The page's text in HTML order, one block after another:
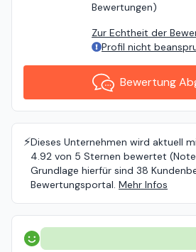
Bewertungen)
Zur Echtheit der
Profil nicht
Bewertung
⚡️Dieses Unternehmen wird aktuell
4.92 von 5 Sternen bewertet (Note
Grundlage hierfür sind 38
Bewertungsportal. Mehr Infos
Positiv